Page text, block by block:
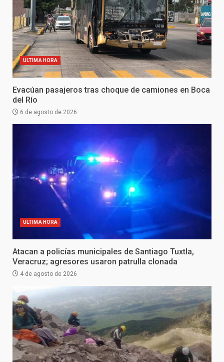
ULTIMA HORA
Evacúan pasajeros tras choque de camiones en Boca
del Río
6 de agosto de 2026
ULTIMA HORA
Atacan a policías municipales de Santiago Tuxtla,
Veracruz; agresores usaron patrulla clonada
4 de agosto de 2026